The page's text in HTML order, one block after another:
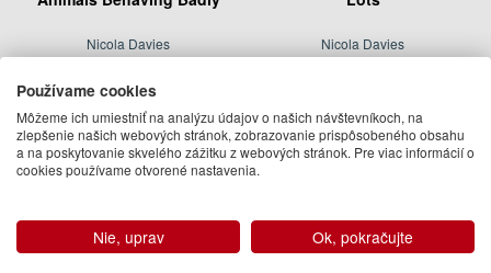
Nicola Davies
Na objednávku
Nicola Davies
Používame cookies
Môžeme ich umiestniť na analýzu údajov o našich návštevníkoch, na
zlepšenie našich webových stránok, zobrazovanie prispôsobeného obsahu
a na poskytovanie skvelého zážitku z webových stránok. Pre viac informácií o
cookies používame otvorené nastavenia.
Nie, uprav Ok, pokračujte